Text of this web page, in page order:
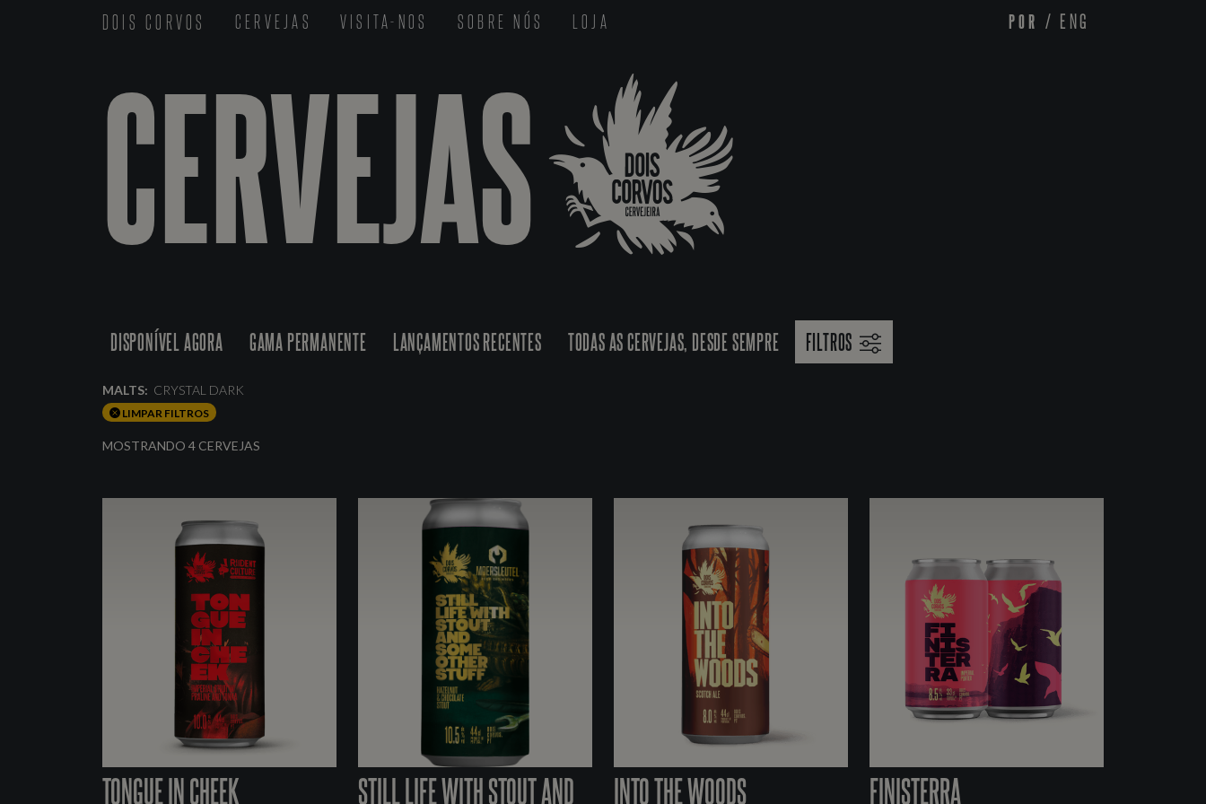
DOIS CORVOS CERVEJAS VISITA-NOS SOBRE NÓS LOJA POR / ENG
CERVEJAS
DISPONÍVEL AGORA GAMA PERMANENTE LANÇAMENTOS RECENTES TODAS AS CERVEJAS, DESDE SEMPRE FILTROS
MALTS: CRYSTAL DARK
LIMPAR FILTROS
MOSTRANDO 4 CERVEJAS
TONGUE IN CHEEK
STILL LIFE WITH STOUT AND
INTO THE WOODS FINISTERRA